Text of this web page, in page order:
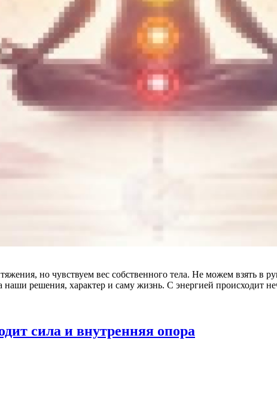
но чувствуем вес собственного тела. Не можем взять в
наши решения, характер и саму жизнь. С энергией происходит
сила и внутренняя опора